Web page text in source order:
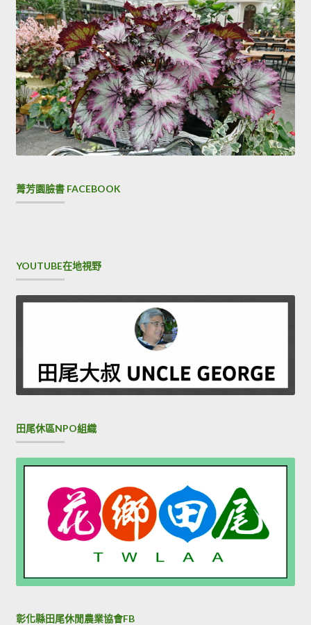
菁芳園臉書 FACEBOOK
YOUTUBE在地視野
田尾休區NPO組織
彰化縣田尾休閒農業協會FB